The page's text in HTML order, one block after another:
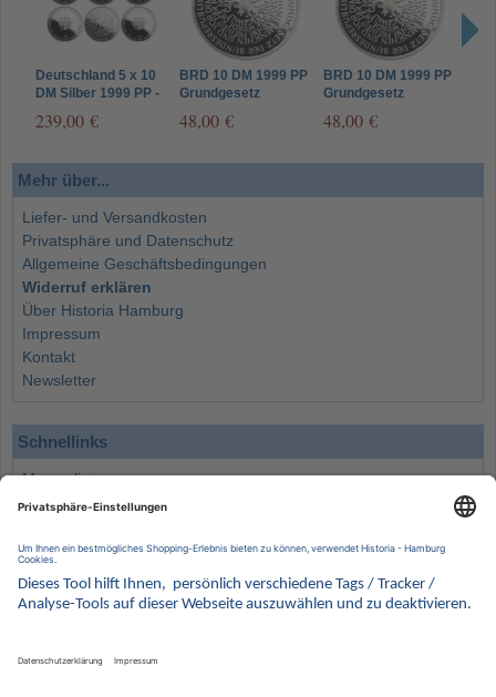
Deutschland 5 x 10
DM Silber 1999 PP -
Grundgesetz
G J
239,00 €
BRD 10 DM 1999 PP
Grundgesetz
48,00 €
BRD 10 DM 1999 PP
Grundgesetz
48,00 €
Mehr über...
Liefer- und Versandkosten
Privatsphäre und Datenschutz
Allgemeine Geschäftsbedingungen
Widerruf erklären
Über Historia Hamburg
Impressum
Kontakt
Newsletter
Schnellinks
Monatsliste
Angebote
Wissenswertes
Kontakt